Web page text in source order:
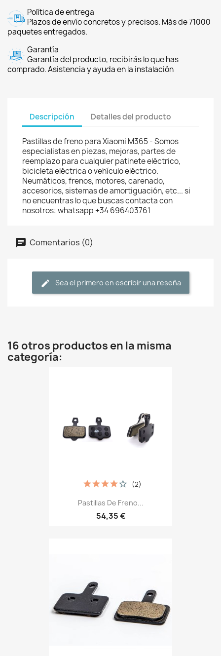
Política de entrega
Plazos de envío concretos y precisos. Más de 71000
paquetes entregados.
Garantía
Garantía del producto, recibirás lo que has
comprado. Asistencia y ayuda en la instalación
Descripción Detalles del producto
Pastillas de freno para Xiaomi M365 - Somos
especialistas en piezas, mejoras, partes de
reemplazo para cualquier patinete eléctrico,
bicicleta eléctrica o vehículo eléctrico.
Neumáticos, frenos, motores, carenado,
accesorios, sistemas de amortiguación, etc... si
no encuentras lo que buscas contacta con
nosotros: whatsapp +34 696403761
Comentarios (0)
Sea el primero en escribir una reseña
16 otros productos en la misma
categoría:
Pastillas De Freno...
54,35 €
(2)